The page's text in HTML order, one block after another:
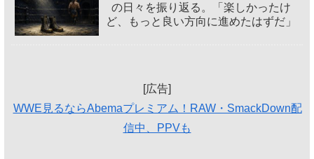
の日々を振り返る。「楽しかったけ
ど、もっと良い方向に進めたはずだ」
[広告]
WWE見るならAbemaプレミアム！RAW・SmackDown配
信中、PPVも